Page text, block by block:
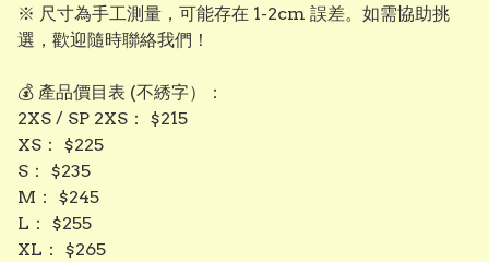
※ 尺寸為手工測量，可能存在 1-2cm 誤差。如需協助挑
選，歡迎隨時聯絡我們！
💰 產品價目表 (不綉字）：
​2XS / SP 2XS： $215
​XS： $225
​S： $235
​M： $245
​L： $255
​XL： $265